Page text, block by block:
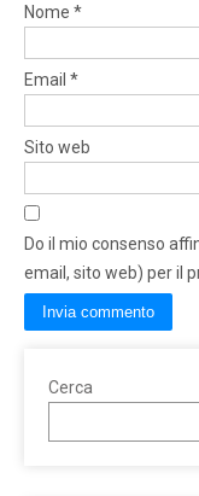
Nome *
Email *
Sito web
Do il mio consenso
email, sito web) per il
Cerca